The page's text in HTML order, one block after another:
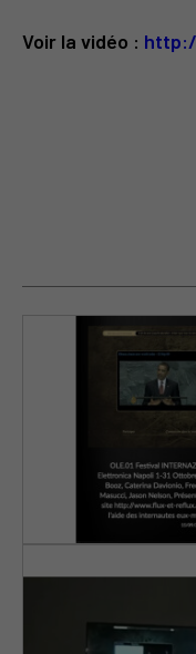
Voir la vidéo :
Voir la vidéo :